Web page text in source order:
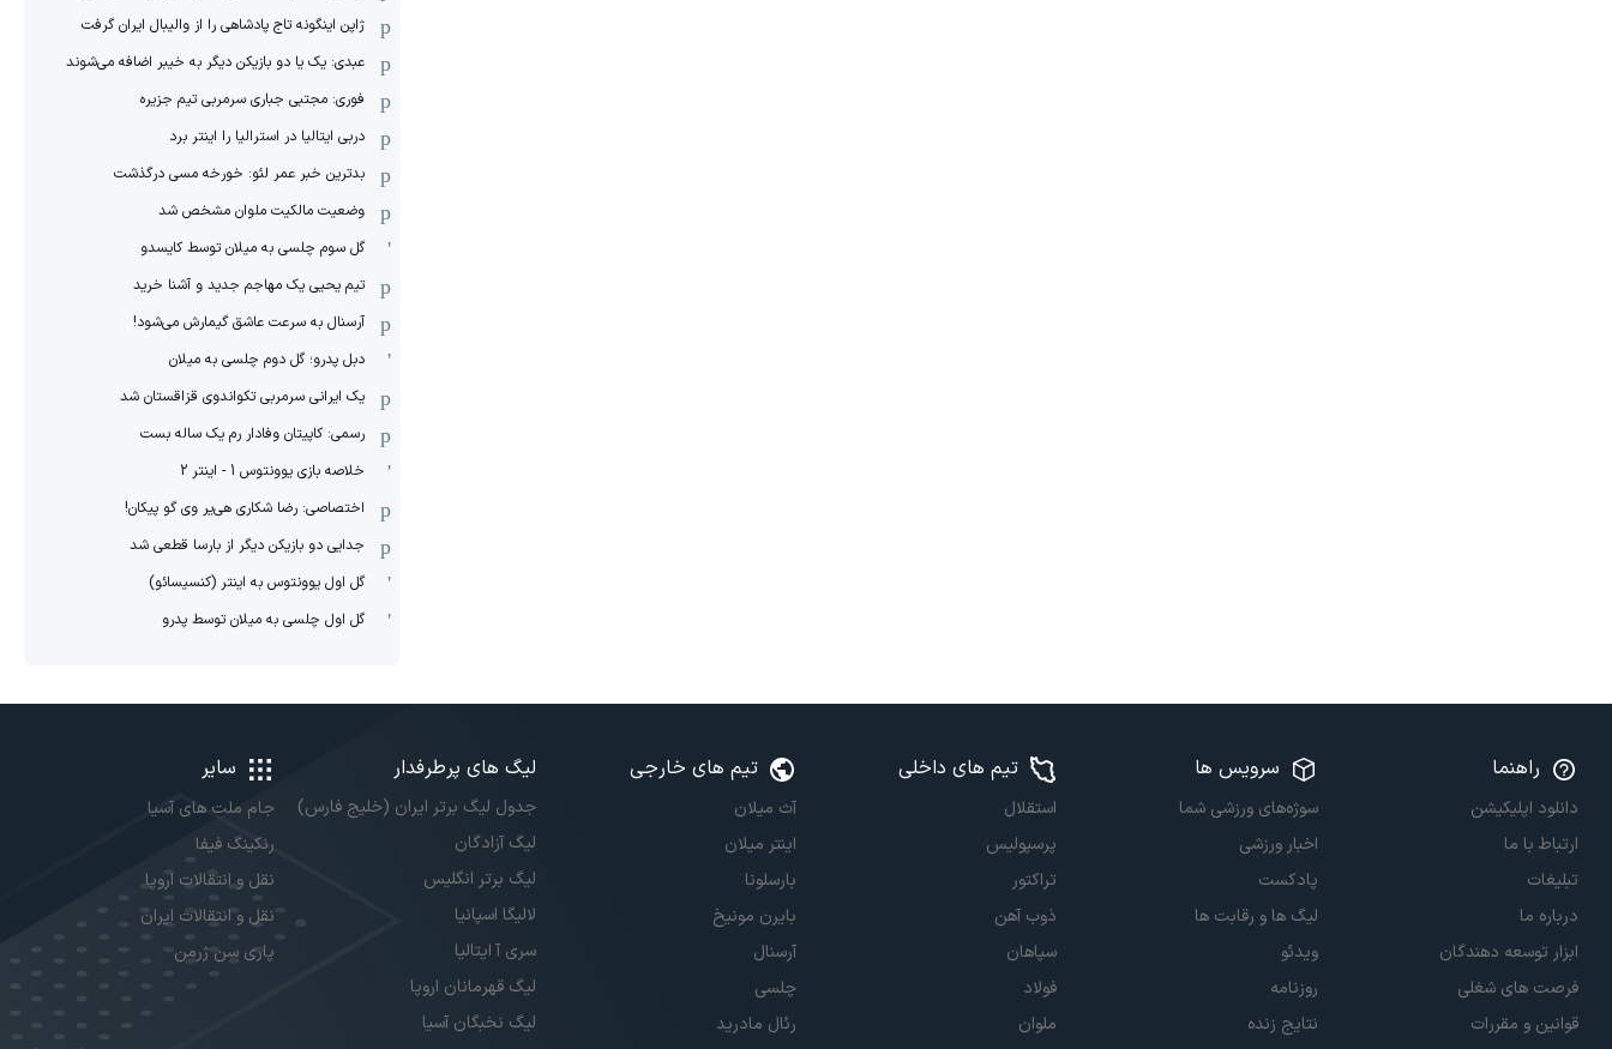
ژاپن اینگونه تاج پادشاهی را از والیبال ایران گرفت
عبدی: یک یا دو بازیکن دیگر به خیبر اضافه می‌شوند
فوری: مجتبی جباری سرمربی تیم جزیره
دربی ایتالیا در استرالیا را اینتر برد
بدترین خبر عمر لئو: خورخه مسی درگذشت
وضعیت مالکیت ملوان مشخص شد
گل سوم چلسی به میلان توسط کایسدو
تیم یحیی یک مهاجم جدید و آشنا خرید
آرسنال به سرعت عاشق گیمارش می‌شود!
دبل پدرو؛ گل دوم چلسی به میلان
یک ایرانی سرمربی تکواندوی قزاقستان شد
رسمی: کاپیتان وفادار رم یک ساله بست
خلاصه بازی یوونتوس 1 - اینتر 2
اختصاصی: رضا شکاری هی‌یر وی‌ گو پیکان!
جدایی دو بازیکن دیگر از بارسا قطعی شد
گل اول یوونتوس به اینتر (کنسیسائو)
گل اول چلسی به میلان توسط پدرو
راهنما
دانلود اپلیکیشن
ارتباط با ما
تبلیغات
درباره ما
ابزار توسعه دهندگان
فرصت های شغلی
قوانین و مقررات
سرویس ها
سوژه‌های ورزشی شما
اخبار ورزشی
پادکست
لیگ ها و رقابت ها
ویدئو
روزنامه
نتایج زنده
تیم های داخلی
استقلال
پرسپولیس
تراکتور
ذوب آهن
سپاهان
فولاد
ملوان
تیم های خارجی
آث میلان
اینتر میلان
بارسلونا
بایرن مونیخ
آرسنال
چلسی
رئال مادرید
لیگ های پرطرفدار
جدول لیگ برتر ایران (خلیج فارس)
لیگ آزادگان
لیگ برتر انگلیس
لالیگا اسپانیا
سری آ ایتالیا
لیگ قهرمانان اروپا
لیگ نخبگان آسیا
سایر
جام ملت های آسیا
رنکینگ فیفا
نقل و انتقالات اروپا
نقل و انتقالات ایران
پاری سن ژرمن